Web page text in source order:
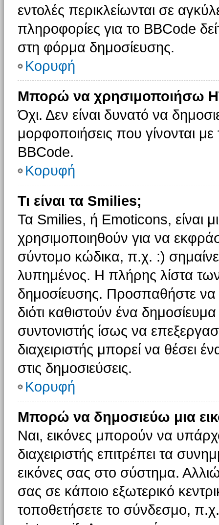
εντολές περικλείωνται σε
πληροφορίες για το BBCode
στη φόρμα δημοσίευσης.
Κορυφή
Μπορώ να χρησιμοποιήσω
Όχι. Δεν είναι δυνατό να
μορφοποιήσεις που γίνονται
BBCode.
Κορυφή
Τι είναι τα Smilies;
Τα Smilies, ή Emoticons, είναι
χρησιμοποιηθούν για να
σύντομο κώδικα, π.χ. :)
λυπημένος. Η πλήρης λίστα των
δημοσίευσης. Προσπαθήστε να
διότι καθιστούν ένα
συντονιστής ίσως να
διαχειριστής μπορεί να θέσει
στις δημοσιεύσεις.
Κορυφή
Μπορώ να δημοσιεύω μια
Ναι, εικόνες μπορούν να
διαχειριστής επιτρέπει τα
εικόνες σας στο σύστημα.
σας σε κάποιο εξωτερικό
τοποθετήσετε το σύνδεσμο,